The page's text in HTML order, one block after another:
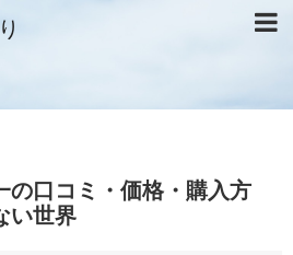
の口コミ・価格・購入方
い世界